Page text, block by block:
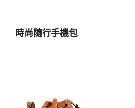
時尚隨行手機包